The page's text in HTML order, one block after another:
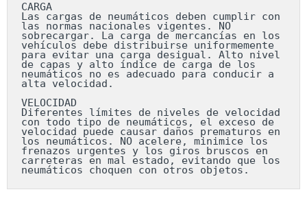
CARGA
Las cargas de neumáticos deben cumplir con
las normas nacionales vigentes. NO
sobrecargar. La carga de mercancías en los
vehículos debe distribuirse uniformemente
para evitar una carga desigual. Alto nivel
de capas y alto índice de carga de los
neumáticos no es adecuado para conducir a
alta velocidad.
VELOCIDAD
Diferentes límites de niveles de velocidad
con todo tipo de neumáticos, el exceso de
velocidad puede causar daños prematuros en
los neumáticos. NO acelere, minimice los
frenazos urgentes y los giros bruscos en
carreteras en mal estado, evitando que los
neumáticos choquen con otros objetos.